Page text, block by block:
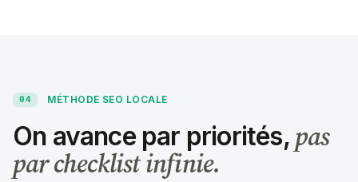
04 MÉTHODE SEO LOCALE
On avance par priorités, pas
par checklist infinie.